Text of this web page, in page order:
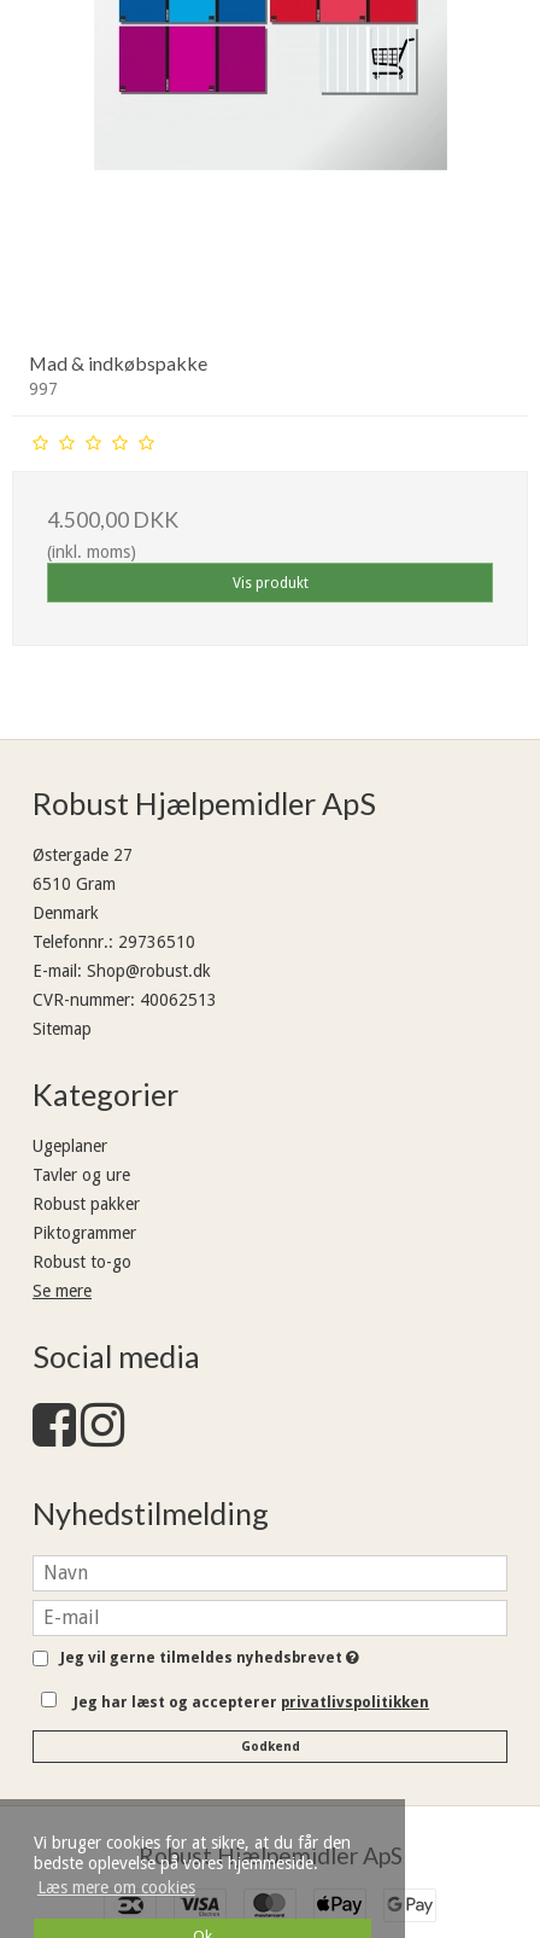
Vi bruger cookies for at sikre, at du får den
bedste oplevelse på vores hjemmeside.
Læs mere om cookies
Mad & indkøbspakke
997
4.500,00 DKK
(inkl. moms)
Vis produkt
Robust Hjælpemidler ApS
Østergade 27
6510 Gram
Denmark
Telefonnr.: 29736510
E-mail : Shop@robust.dk
CVR-nummer: 40062513
Sitemap
Kategorier
Ugeplaner
Tavler og ure
Robust pakker
Piktogrammer
Robust to-go
Se mere
Social media
Nyhedstilmelding
Jeg vil gerne tilmeldes nyhedsbrevet
Jeg har læst og accepterer privatlivspolitikken
Godkend
Robust Hjælpemidler ApS